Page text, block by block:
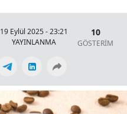
19 Eylül 2025 - 23:21
YAYINLANMA
10
GÖSTERİM